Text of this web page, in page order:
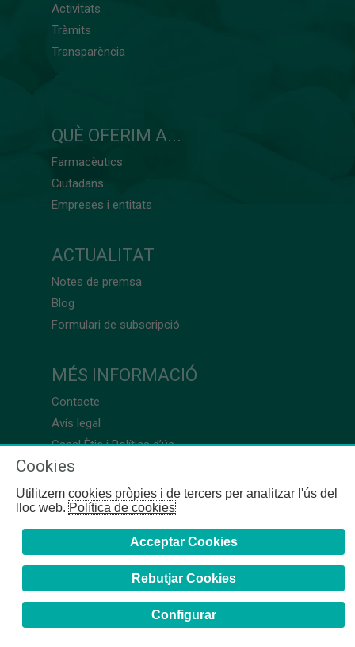
Activitats
Tràmits
Transparència
QUÈ OFERIM A...
Farmacèutics
Ciutadans
Empreses i entitats
ACTUALITAT
Notes de premsa
Blog
Formulari de subscripció
MÉS INFORMACIÓ
Contacte
Avís legal
Canal Ètic i Política d’ús
Cookies
Utilitzem cookies pròpies i de tercers per analitzar l'ús del
lloc web.Política de cookies
Acceptar Cookies
Rebutjar Cookies
Configurar